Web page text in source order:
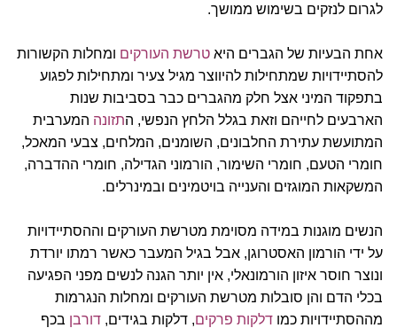
לגרום לנזקים בשימוש ממושך.
אחת הבעיות של הגברים היא טרשת העורקים ומחלות הקשורות
להסתיידויות שמתחילות להיווצר מגיל צעיר ומתחילות לפגוע
בתפקוד המיני אצל חלק מהגברים כבר בסביבות שנות
הארבעים לחייהם וזאת בגלל הלחץ הנפשי, התזונה המערבית
המתועשת עתירת החלבונים, השומנים, המלחים, צבעי המאכל,
חומרי הטעם, חומרי השימור, הורמוני הגדילה, חומרי ההדברה,
המשקאות המוגזים והענייה בויטמינים ובמינרלים.
הנשים מוגנות במידה מסוימת מטרשת העורקים וההסתיידויות
על ידי הורמון האסטרוגן, אבל בגיל המעבר כאשר רמתו יורדת
ונוצר חוסר איזון הורמונאלי, אין יותר הגנה לנשים מפני הפגיעה
בכלי הדם והן סובלות מטרשת העורקים ומחלות הנגרמות
מההסתיידויות כמו דלקות פרקים, דלקות בגידים, דורבן בכף